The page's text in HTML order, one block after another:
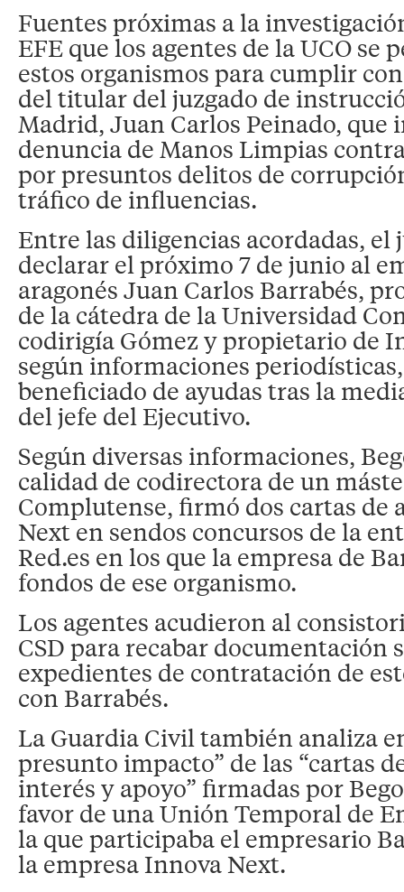
Fuentes próximas a la
EFE que los agentes de la UCO se
estos organismos para cumplir
del titular del juzgado de
Madrid, Juan Carlos Peinado, que
denuncia de Manos Limpias
por presuntos delitos de
tráfico de influencias.
Entre las diligencias acordadas, el
declarar el próximo 7 de junio al
aragonés Juan Carlos Barrabés,
de la cátedra de la Universidad
codirigía Gómez y propietario de
según informaciones
beneficiado de ayudas tras la
del jefe del Ejecutivo.
Según diversas informaciones,
calidad de codirectora de un
Complutense, firmó dos cartas de
Next en sendos concursos de la
Red.es en los que la empresa de
fondos de ese organismo.
Los agentes acudieron al
CSD para recabar documentación
expedientes de contratación de
con Barrabés.
La Guardia Civil también analiza
presunto impacto” de las “cartas
interés y apoyo” firmadas por
favor de una Unión Temporal de
la que participaba el empresario
la empresa Innova Next.